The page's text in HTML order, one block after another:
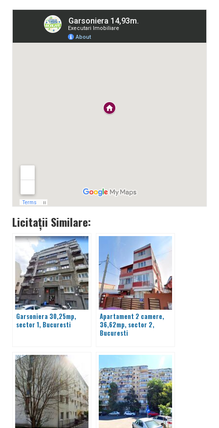
Licitații Similare:
Garsoniera 30,25mp,
sector 1, Bucuresti
Apartament 2 camere,
36,62mp, sector 2,
Bucuresti